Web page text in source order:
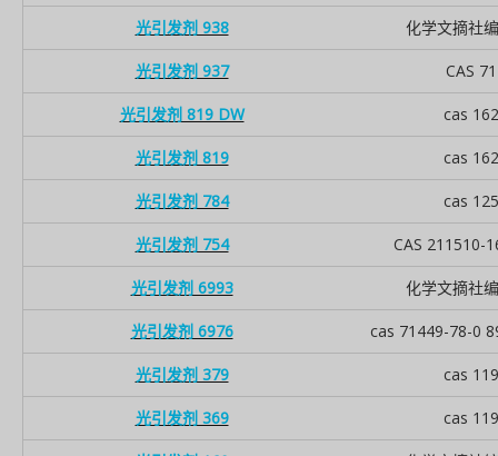
光引发剂 938 化学文摘社
光引发剂 937 CAS
光引发剂 819 DW cas
光引发剂 819 cas
光引发剂 784 cas
光引发剂 754 CAS 211510-
光引发剂 6993 化学文摘社
光引发剂 6976 cas 71449-78-0
光引发剂 379 cas
光引发剂 369 cas